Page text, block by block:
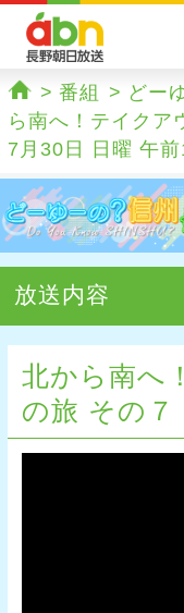
ホーム
番組 どー
ら南へ！テイクア
7月30日 日曜 午前
放送内容
北から南へ
の旅 その７